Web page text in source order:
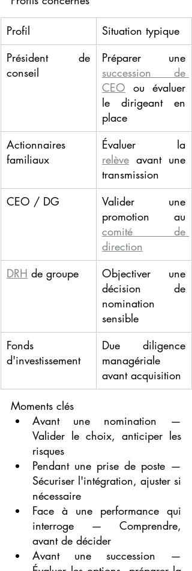
Profil
Situation typique
Président de
conseil
succession de
CEO ou évaluer
le dirigeant en
place
Actionnaires
familiaux
relève avant une
transmission
CEO / DG
Valider une
comité de
direction
DRH de groupe
Objectiver une
décision de
nomination
sensible
Fonds
d'investissement
Due diligence
managériale
avant acquisition
Moments clés
Avant une nomination —
Valider le choix, anticiper les
risques
Pendant une prise de poste —
Sécuriser l'intégration, ajuster si
nécessaire
Face à une performance qui
interroge — Comprendre,
avant de décider
Avant une succession —